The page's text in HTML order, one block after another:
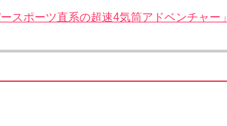
スポーツ直系の超速4気筒アドベンチャー」